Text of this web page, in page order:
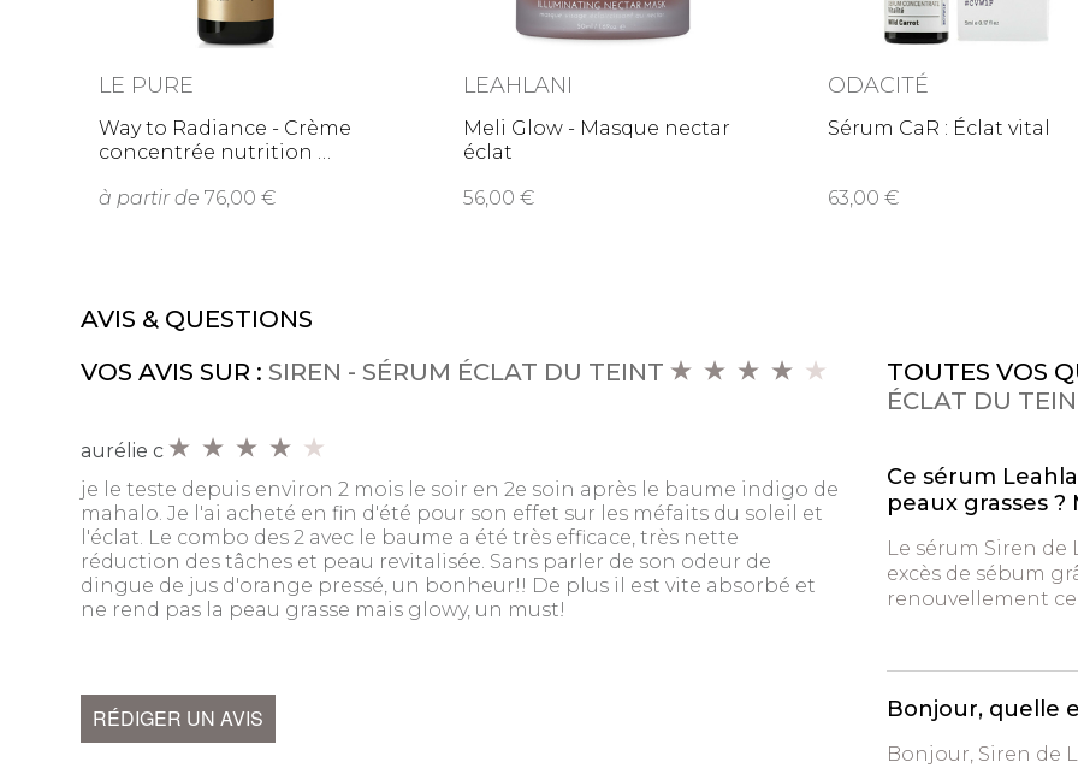
LE PURE
Way to Radiance - Crème
concentrée nutrition
à partir de 76,00
LEAHLANI
Meli Glow - Masque nectar
éclat
56,00
ODACITÉ
Sérum CaR : Éclat vital
63,00
AVIS & QUESTIONS
VOS AVIS SUR : SIREN - SÉRUM ÉCLAT DU TEINT
aurélie c
je le teste depuis environ 2 mois le soir en 2e soin après le baume indigo de
mahalo. Je l'ai acheté en fin d'été pour son effet sur les méfaits du soleil et
l'éclat. Le combo des 2 avec le baume a été très efficace, très nette
réduction des tâches et peau revitalisée. Sans parler de son odeur de
dingue de jus d'orange pressé, un bonheur!! De plus il est vite absorbé et
ne rend pas la peau grasse mais glowy, un must!
RÉDIGER UN AVIS
TOUTES VOS
ÉCLAT DU
Ce sérum
peaux grasses ?
Le sérum Siren
excès de sébum
renouvellement
Bonjour, quelle
Bonjour, Siren de